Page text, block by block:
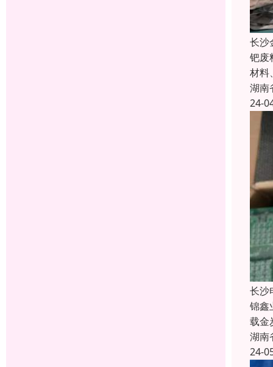
长沙
钯废
材料
湖南
24-
长沙
锦鑫
载金
湖南
24-